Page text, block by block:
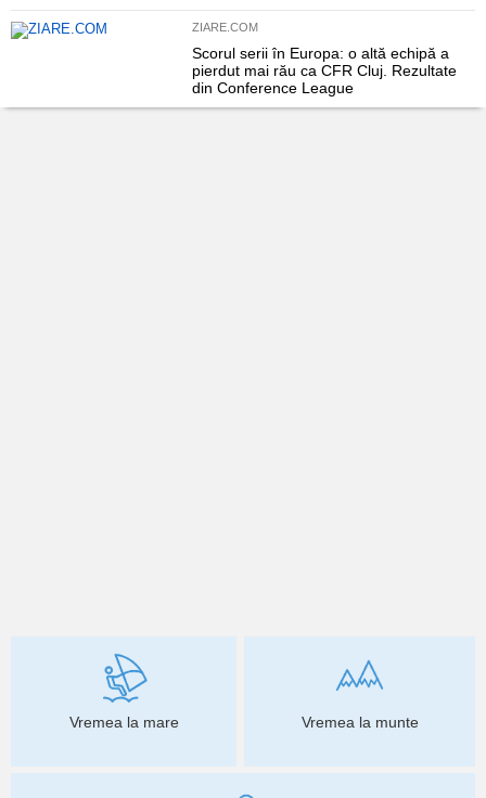
ZIARE.COM
Scorul serii în Europa: o altă echipă a
pierdut mai rău ca CFR Cluj. Rezultate
din Conference League
Vremea la mare Vremea la munte